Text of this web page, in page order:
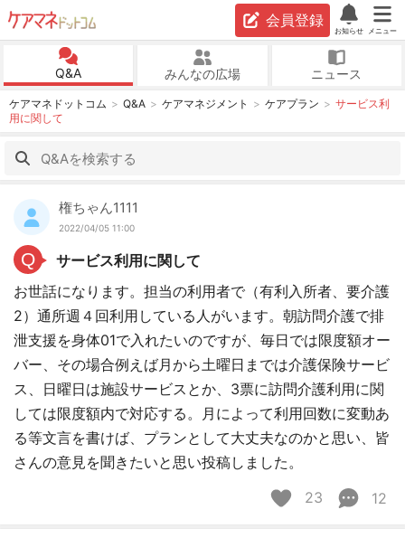
会員登録
お知らせ メニュー
Q&A みんなの広場 ニュース
ケアマネドットコム Q&A ケアマネジメント ケアプラン
サービス利
用に関して
権ちゃん1111
2022/04/05 11:00
Q
サービス利用に関して
お世話になります。担当の利用者で（有利入所者、要介護
2）通所週４回利用している人がいます。朝訪問介護で排
泄支援を身体01で入れたいのですが、毎日では限度額オー
バー、その場合例えば月から土曜日までは介護保険サービ
ス、日曜日は施設サービスとか、3票に訪問介護利用に関
しては限度額内で対応する。月によって利用回数に変動あ
る等文言を書けば、プランとして大丈夫なのかと思い、皆
さんの意見を聞きたいと思い投稿しました。
23
12